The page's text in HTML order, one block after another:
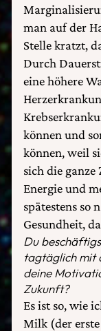
man auf der
Stelle kratzt,
Durch
eine höhere
können und
können, weil
sich die ganze
Energie und
spätestens so
Gesundheit,
Du
tagtäglich mit
deine
Zukunft?
Es ist so, wie
Milk (der